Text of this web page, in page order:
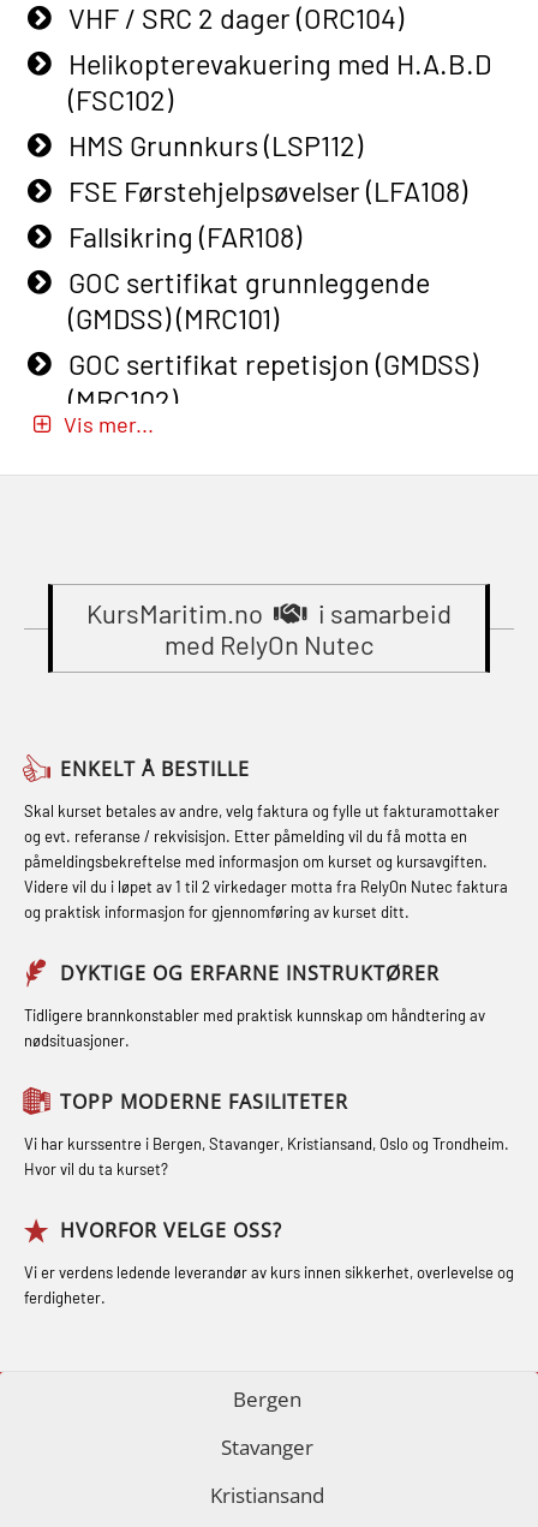
Grunnleggende Sikkerhetskurs –
Rep. for helikoptermannskap inkl.
HABD (FSC122)
Påbygging fra Offshore Norge til
Grunnleggende sikkerhetsopplæring
for sjøfolk (MBS325)
Basic Safety Training (English)
(OBS1052)
Beredskapsledelse (OER109)
Beredskapsledelse – repetisjon
(OER1091)
Compressed Air Emergency
Compressed Air Emergency
Breathing System (CA-EBS) og
Skuldermåling (OBS125)
Fallsikring (FAR108)
Førstehjelp – repetisjon (OFA102)
Førstehjelp grunnkurs (OFABLE101)
GOC sertifikat grunnleggende
GOC sertifikat repetisjon (GMDSS)
(MRC102)
oljearbeidere (OBS1055)
GWO: BST – Offshore (Blended with
Adaptive e-learning + practical)
(RBSBLE018)
GWO: BST – Offshore (Blended: e-
learning practical) (RBSBLE001)
(Blended with Adaptive e-learning +
practical) (RBSBLE025)
STCW Grunnleggende
sikkerhetsopplæring for fiskere
(MBSBLE031)
STCW Grunnleggende
sikkerhetsopplæring for fiskere
oppdatering (MBSBLE032)
STCW Sikkerhetsopplæring for
mindre skip (MBSBLE028)
STCW Sikkerhetsopplæring for
mindre skip oppdatering
(MBSBLE029)
sikkerhetskurs for offiserer
(MBSBLE024)
STCW Oppdatering videregående
(MBSBLE021)
STCW kombi oppdatering offiserer
og med.behandling (MBS134)
STCW Kombi Oppdatering Offiserer
og Medisinsk Behandling med
Webinar (MBS1341)
STCW Oppdatering for offiserer 24 t
(MBS114)
STCW Medisinsk førstehjelp (MFA1081)
STCW Medisinsk førstehjelp
oppdatering (MBSBLE025)
STCW Oppdatering Medisinsk
Påbygging fra Offshore Norge til
Fallsikring (FAR108)
GOC sertifikat grunnleggende
(GMDSS) (MRC101)
VHF / SRC 2 dager (ORC104)
Helikopterevakuering med H.A.B.D
(FSC102)
HMS Grunnkurs (LSP112)
FSE Førstehjelpsøvelser (LFA108)
Fallsikring (FAR108)
GOC sertifikat grunnleggende
(GMDSS) (MRC101)
GOC sertifikat repetisjon (GMDSS)
(MRC102)
learning practical) (RBSBLE002)
Grunnkurs Industrivern (LSC115)
Grunnkurs Røykdykking Industrivern
inkl. brannslukning (FSC121)
Hjertestarter brukerkurs (OFA107)
Røykdykking industrivern –
repetisjon (LFI105)
Sikkerhetskurs for ansatte på
oppdrettsanlegg (LBS100)
Ulykkesgransking – Webinar (LSP103)
(LFI100)
Vis mer...
KursMaritim.no
i samarbeid
med RelyOn Nutec
ENKELT Å BESTILLE
Skal kurset betales av andre, velg faktura og fylle ut fakturamottaker
og evt. referanse / rekvisisjon. Etter påmelding vil du få motta en
påmeldingsbekreftelse med informasjon om kurset og kursavgiften.
Videre vil du i løpet av 1 til 2 virkedager motta fra RelyOn Nutec faktura
og praktisk informasjon for gjennomføring av kurset ditt.
DYKTIGE OG ERFARNE INSTRUKTØRER
Tidligere brannkonstabler med praktisk kunnskap om håndtering av
nødsituasjoner.
TOPP MODERNE FASILITETER
Vi har kurssentre i Bergen, Stavanger, Kristiansand, Oslo og Trondheim.
Hvor vil du ta kurset?
HVORFOR VELGE OSS?
Vi er verdens ledende leverandør av kurs innen sikkerhet, overlevelse og
ferdigheter.
Bergen
Stavanger
Kristiansand